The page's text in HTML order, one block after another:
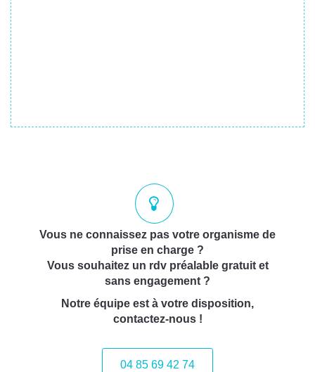
Vous ne connaissez pas votre organisme de
prise en charge ?
Vous souhaitez un rdv préalable gratuit et
sans engagement ?
Notre équipe est à votre disposition,
contactez-nous !
04 85 69 42 74⁩